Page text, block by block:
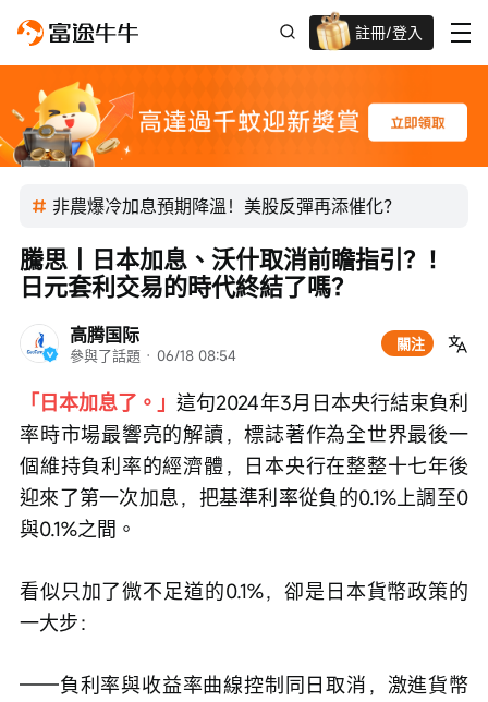
註冊/登入
迎新驚喜賞 股票/BTC等任你揀!
非農爆冷加息預期降溫！美股反彈再添催化？
高腾国际
參與了話題 · 06/18 08:54
關注
騰思丨日本加息、沃什取消前瞻指引？！
日元套利交易的時代終結了嗎？
「日本加息了。」這句2024年3月日本央行結束負利
率時市場最響亮的解讀，標誌著作為全世界最後一
個維持負利率的經濟體，日本央行在整整十七年後
迎來了第一次加息，把基準利率從負的0.1%上調至0
與0.1%之間。
看似只加了微不足道的0.1%，卻是日本貨幣政策的
一大步：
——負利率與收益率曲線控制同日取消，激進貨幣